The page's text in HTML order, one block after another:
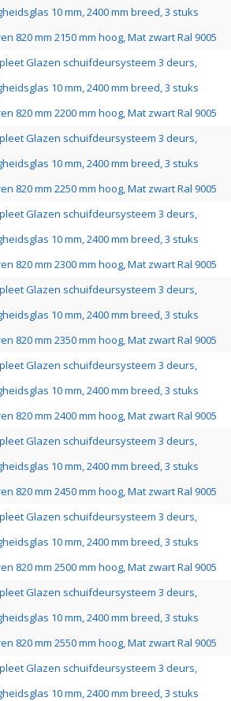
10 mm, 2400 mm breed, 3 stuks
820 mm 2150 mm hoog, Mat zwart Ral 9005
Glazen schuifdeursysteem 3 deurs,
10 mm, 2400 mm breed, 3 stuks
820 mm 2200 mm hoog, Mat zwart Ral 9005
Glazen schuifdeursysteem 3 deurs,
10 mm, 2400 mm breed, 3 stuks
820 mm 2250 mm hoog, Mat zwart Ral 9005
Glazen schuifdeursysteem 3 deurs,
10 mm, 2400 mm breed, 3 stuks
820 mm 2300 mm hoog, Mat zwart Ral 9005
Glazen schuifdeursysteem 3 deurs,
10 mm, 2400 mm breed, 3 stuks
820 mm 2350 mm hoog, Mat zwart Ral 9005
Glazen schuifdeursysteem 3 deurs,
10 mm, 2400 mm breed, 3 stuks
820 mm 2400 mm hoog, Mat zwart Ral 9005
Glazen schuifdeursysteem 3 deurs,
10 mm, 2400 mm breed, 3 stuks
820 mm 2450 mm hoog, Mat zwart Ral 9005
Glazen schuifdeursysteem 3 deurs,
10 mm, 2400 mm breed, 3 stuks
820 mm 2500 mm hoog, Mat zwart Ral 9005
Glazen schuifdeursysteem 3 deurs,
10 mm, 2400 mm breed, 3 stuks
820 mm 2550 mm hoog, Mat zwart Ral 9005
Glazen schuifdeursysteem 3 deurs,
10 mm, 2400 mm breed, 3 stuks